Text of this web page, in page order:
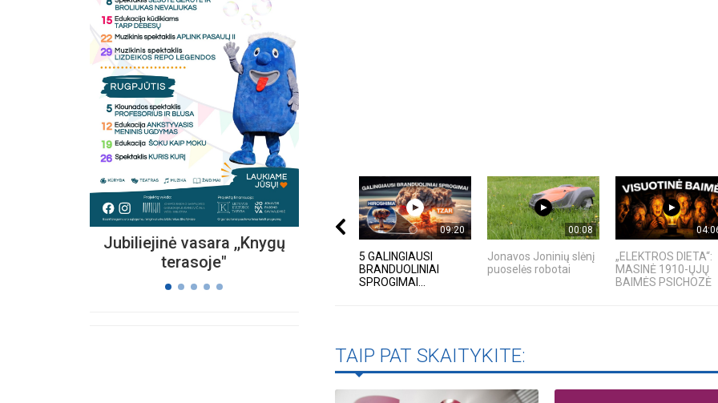
Jubiliejinė vasara ,,Knygų
terasoje"
09:20
5 GALINGIAUSI
BRANDUOLINIAI
SPROGIMAI...
00:08
Jonavos Joninių slėnį
puoselės robotai
„ELEKTROS DIETA“:
MASINĖ 1910-ŲJŲ
BAIMĖS PSICHOZĖ
TAIP PAT SKAITYKITE: